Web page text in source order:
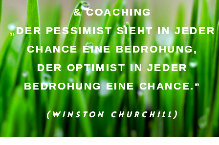
& COACHING
„DER PESSIMIST SIEHT IN JEDER
CHANCE EINE BEDROHUNG,
DER OPTIMIST IN JEDER
BEDROHUNG EINE CHANCE.“
(WINSTON CHURCHILL)